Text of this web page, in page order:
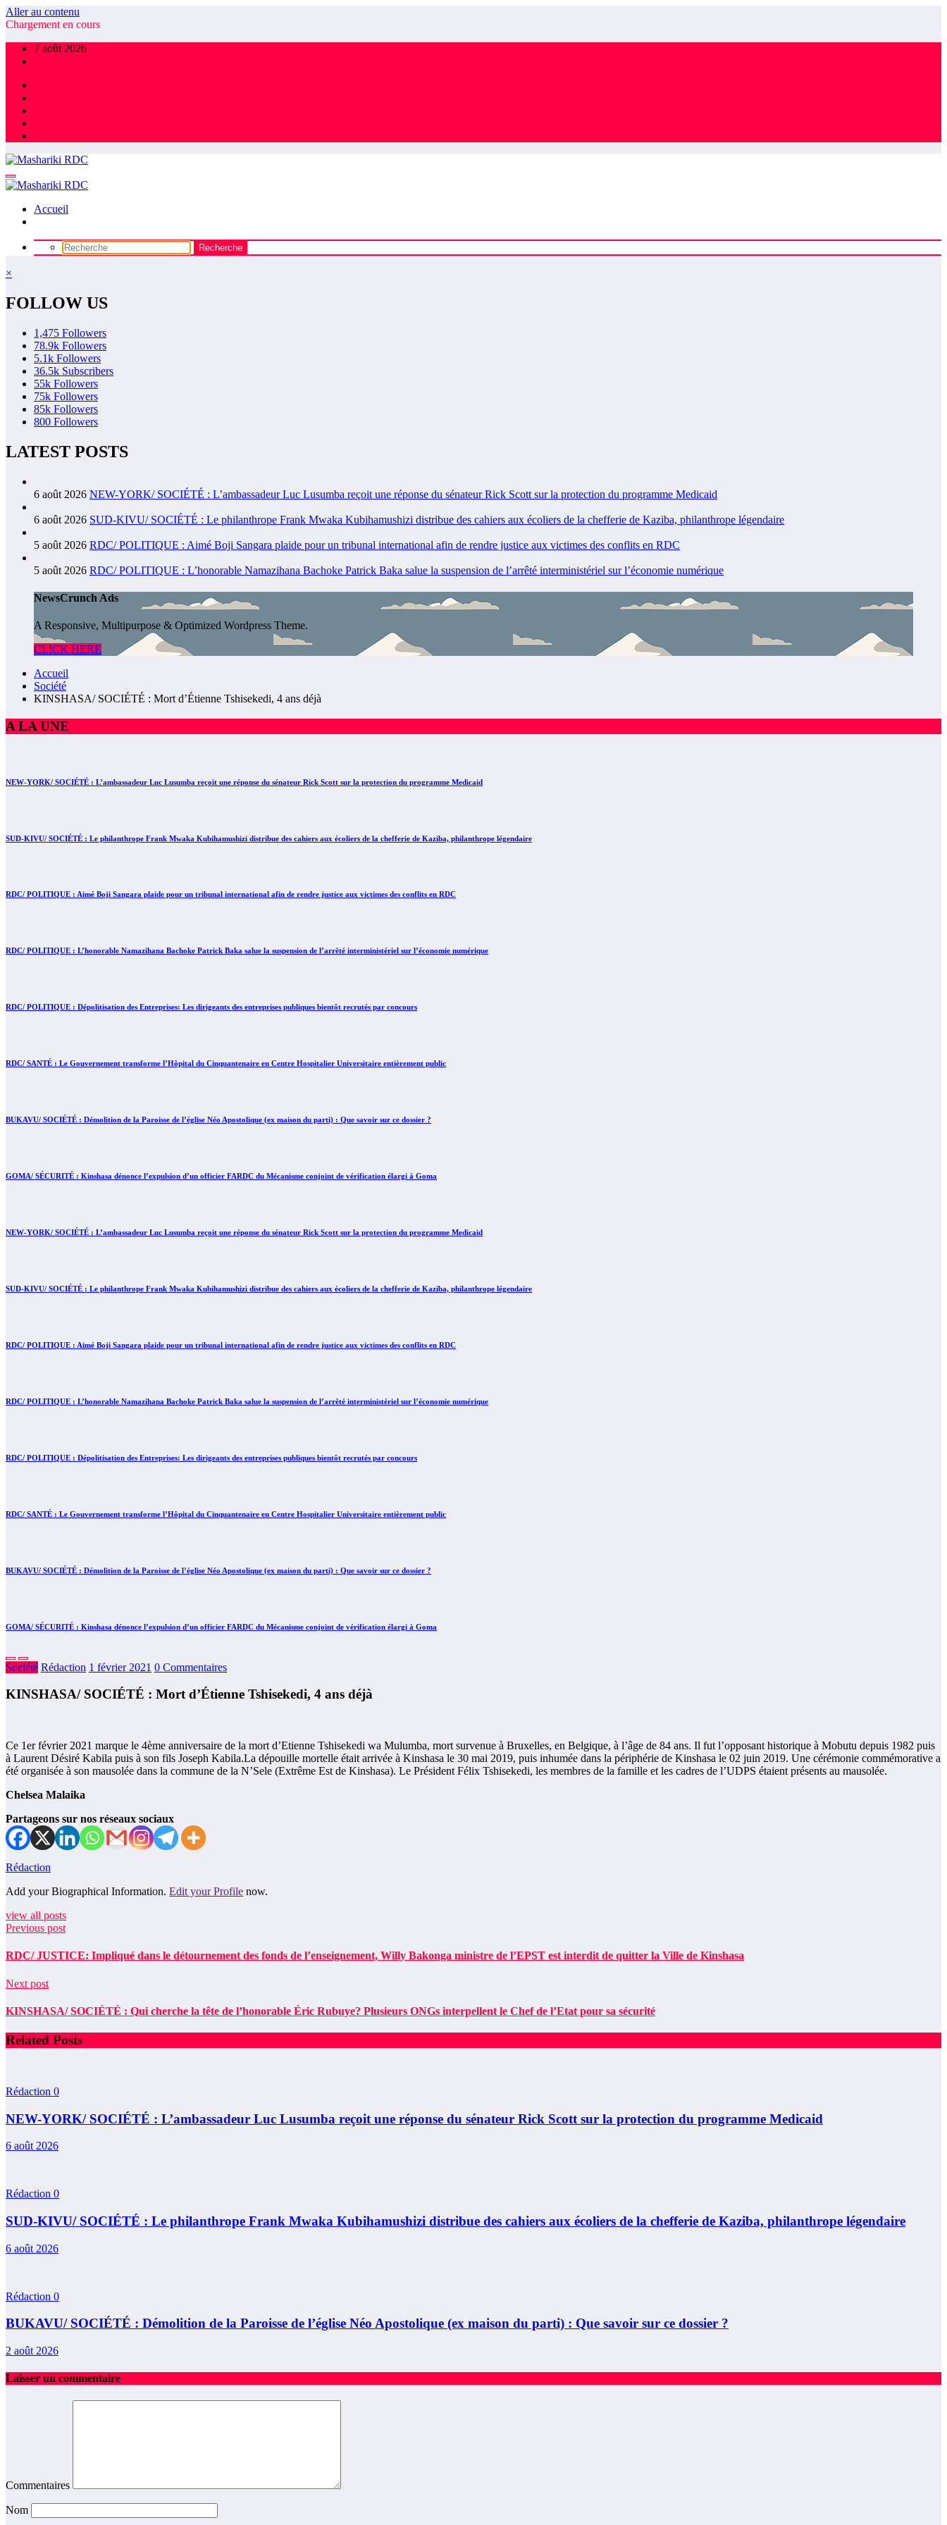
Aller au contenu
Chargement en cours
7 août 2026
Accueil
×
FOLLOW US
1,475 Followers
78.9k Followers
5.1k Followers
36.5k Subscribers
55k Followers
75k Followers
85k Followers
800 Followers
LATEST POSTS
6 août 2026 NEW-YORK/ SOCIÉTÉ : L’ambassadeur Luc Lusumba reçoit une réponse du sénateur Rick Scott sur la protection du programme Medicaid
6 août 2026 SUD-KIVU/ SOCIÉTÉ : Le philanthrope Frank Mwaka Kubihamushizi distribue des cahiers aux écoliers de la chefferie de Kaziba, philanthrope légendaire
5 août 2026 RDC/ POLITIQUE : Aimé Boji Sangara plaide pour un tribunal international afin de rendre justice aux victimes des conflits en RDC
5 août 2026 RDC/ POLITIQUE : L’honorable Namazihana Bachoke Patrick Baka salue la suspension de l’arrêté interministériel sur l’économie numérique
NewsCrunch Ads
A Responsive, Multipurpose & Optimized Wordpress Theme.
CLICK HERE
Accueil
Société
KINSHASA/ SOCIÉTÉ : Mort d’Étienne Tshisekedi, 4 ans déjà
A LA UNE
NEW-YORK/ SOCIÉTÉ : L’ambassadeur Luc Lusumba reçoit une réponse du sénateur Rick Scott sur la protection du programme Medicaid
SUD-KIVU/ SOCIÉTÉ : Le philanthrope Frank Mwaka Kubihamushizi distribue des cahiers aux écoliers de la chefferie de Kaziba, philanthrope légendaire
RDC/ POLITIQUE : Aimé Boji Sangara plaide pour un tribunal international afin de rendre justice aux victimes des conflits en RDC
RDC/ POLITIQUE : L’honorable Namazihana Bachoke Patrick Baka salue la suspension de l’arrêté interministériel sur l’économie numérique
RDC/ POLITIQUE : Dépolitisation des Entreprises: Les dirigeants des entreprises publiques bientôt recrutés par concours
RDC/ SANTÉ : Le Gouvernement transforme l’Hôpital du Cinquantenaire en Centre Hospitalier Universitaire entièrement public
BUKAVU/ SOCIÉTÉ : Démolition de la Paroisse de l’église Néo Apostolique (ex maison du parti) : Que savoir sur ce dossier ?
GOMA/ SÉCURITÉ : Kinshasa dénonce l’expulsion d’un officier FARDC du Mécanisme conjoint de vérification élargi à Goma
NEW-YORK/ SOCIÉTÉ : L’ambassadeur Luc Lusumba reçoit une réponse du sénateur Rick Scott sur la protection du programme Medicaid
SUD-KIVU/ SOCIÉTÉ : Le philanthrope Frank Mwaka Kubihamushizi distribue des cahiers aux écoliers de la chefferie de Kaziba, philanthrope légendaire
RDC/ POLITIQUE : Aimé Boji Sangara plaide pour un tribunal international afin de rendre justice aux victimes des conflits en RDC
RDC/ POLITIQUE : L’honorable Namazihana Bachoke Patrick Baka salue la suspension de l’arrêté interministériel sur l’économie numérique
RDC/ POLITIQUE : Dépolitisation des Entreprises: Les dirigeants des entreprises publiques bientôt recrutés par concours
RDC/ SANTÉ : Le Gouvernement transforme l’Hôpital du Cinquantenaire en Centre Hospitalier Universitaire entièrement public
BUKAVU/ SOCIÉTÉ : Démolition de la Paroisse de l’église Néo Apostolique (ex maison du parti) : Que savoir sur ce dossier ?
GOMA/ SÉCURITÉ : Kinshasa dénonce l’expulsion d’un officier FARDC du Mécanisme conjoint de vérification élargi à Goma
Société Rédaction 1 février 2021 0 Commentaires
KINSHASA/ SOCIÉTÉ : Mort d’Étienne Tshisekedi, 4 ans déjà
Ce 1er février 2021 marque le 4ème anniversaire de la mort d’Etienne Tshisekedi wa Mulumba, mort survenue à Bruxelles, en Belgique, à l’âge de 84 ans. Il fut l’opposant historique à Mobutu depuis 1982 puis
à Laurent Désiré Kabila puis à son fils Joseph Kabila.La dépouille mortelle était arrivée à Kinshasa le 30 mai 2019, puis inhumée dans la périphérie de Kinshasa le 02 juin 2019. Une cérémonie commémorative a
été organisée à son mausolée dans la commune de la N’Sele (Extrême Est de Kinshasa). Le Président Félix Tshisekedi, les membres de la famille et les cadres de l’UDPS étaient présents au mausolée.
Chelsea Malaika
Partageons sur nos réseaux sociaux
Rédaction
Add your Biographical Information. Edit your Profile now.
view all posts
Previous post
RDC/ JUSTICE: Impliqué dans le détournement des fonds de l’enseignement, Willy Bakonga ministre de l’EPST est interdit de quitter la Ville de Kinshasa
Next post
KINSHASA/ SOCIÉTÉ : Qui cherche la tête de l’honorable Éric Rubuye? Plusieurs ONGs interpellent le Chef de l’Etat pour sa sécurité
Related Posts
Rédaction 0
NEW-YORK/ SOCIÉTÉ : L’ambassadeur Luc Lusumba reçoit une réponse du sénateur Rick Scott sur la protection du programme Medicaid
6 août 2026
Rédaction 0
SUD-KIVU/ SOCIÉTÉ : Le philanthrope Frank Mwaka Kubihamushizi distribue des cahiers aux écoliers de la chefferie de Kaziba, philanthrope légendaire
6 août 2026
Rédaction 0
BUKAVU/ SOCIÉTÉ : Démolition de la Paroisse de l’église Néo Apostolique (ex maison du parti) : Que savoir sur ce dossier ?
2 août 2026
Laisser un commentaire
Commentaires
Nom